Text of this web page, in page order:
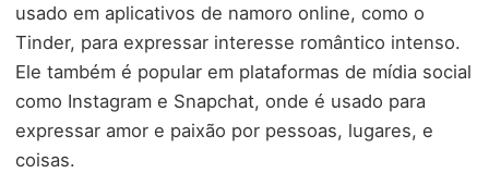
usado em aplicativos de namoro online, como o
Tinder, para expressar interesse romântico intenso.
Ele também é popular em plataformas de mídia social
como Instagram e Snapchat, onde é usado para
expressar amor e paixão por pessoas, lugares, e
coisas.